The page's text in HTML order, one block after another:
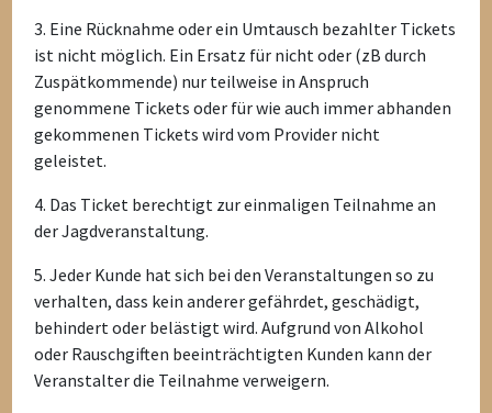
3. Eine Rücknahme oder ein Umtausch bezahlter Tickets
ist nicht möglich. Ein Ersatz für nicht oder (zB durch
Zuspätkommende) nur teilweise in Anspruch
genommene Tickets oder für wie auch immer abhanden
gekommenen Tickets wird vom Provider nicht
geleistet.
4. Das Ticket berechtigt zur einmaligen Teilnahme an
der Jagdveranstaltung.
5. Jeder Kunde hat sich bei den Veranstaltungen so zu
verhalten, dass kein anderer gefährdet, geschädigt,
behindert oder belästigt wird. Aufgrund von Alkohol
oder Rauschgiften beeinträchtigten Kunden kann der
Veranstalter die Teilnahme verweigern.